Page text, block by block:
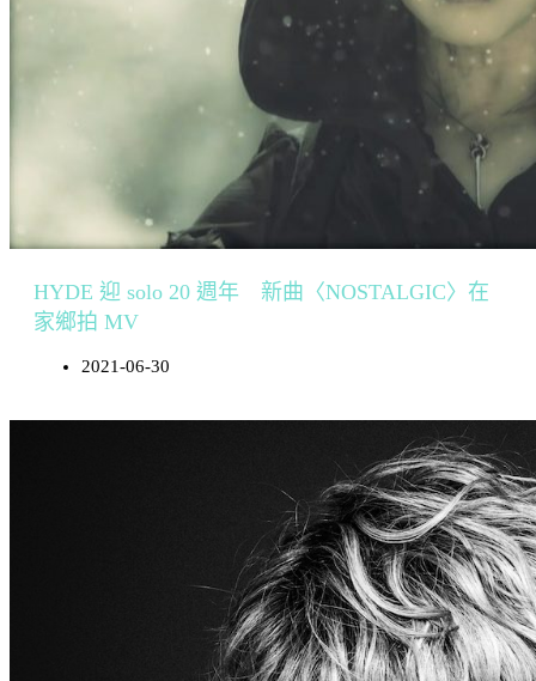
HYDE 迎 solo 20 週年 新曲〈NOSTALGIC〉在
家鄉拍 MV
2021-06-30